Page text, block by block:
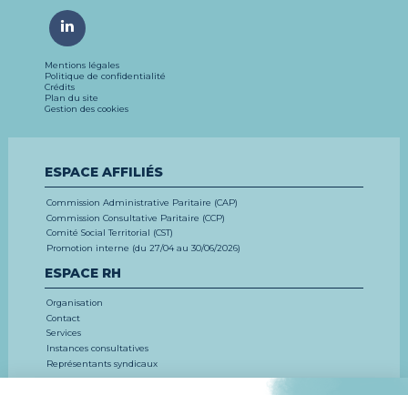
Mentions légales
Politique de confidentialité
Crédits
Plan du site
Gestion des cookies
ESPACE AFFILIÉS
Commission Administrative Paritaire (CAP)
Commission Consultative Paritaire (CCP)
Comité Social Territorial (CST)
Promotion interne (du 27/04 au 30/06/2026)
ESPACE RH
Organisation
Contact
Services
Instances consultatives
Représentants syndicaux